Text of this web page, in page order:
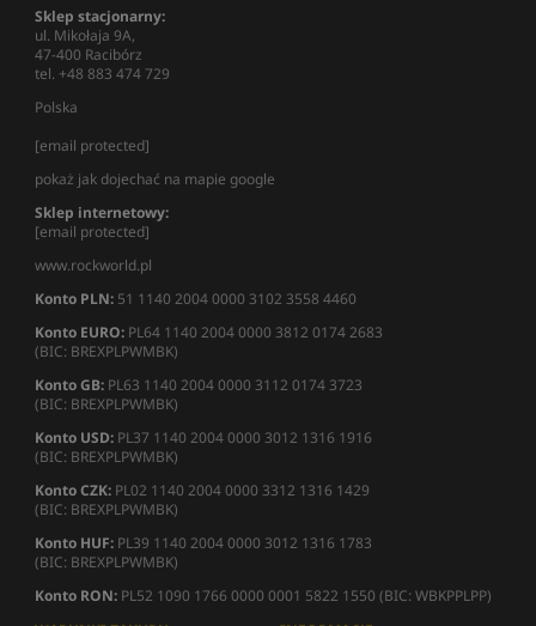
Sklep stacjonarny:
ul. Mikołaja 9A,
47-400 Racibórz
tel. +48 883 474 729
Polska
[email protected]
pokaż jak dojechać na mapie google
Sklep internetowy:
[email protected]
www.rockworld.pl
Konto PLN: 51 1140 2004 0000 3102 3558 4460
Konto EURO: PL64 1140 2004 0000 3812 0174 2683
(BIC: BREXPLPWMBK)
Konto GB: PL63 1140 2004 0000 3112 0174 3723
(BIC: BREXPLPWMBK)
Konto USD: PL37 1140 2004 0000 3012 1316 1916
(BIC: BREXPLPWMBK)
Konto CZK: PL02 1140 2004 0000 3312 1316 1429
(BIC: BREXPLPWMBK)
Konto HUF: PL39 1140 2004 0000 3012 1316 1783
(BIC: BREXPLPWMBK)
Konto RON: PL52 1090 1766 0000 0001 5822 1550 (BIC: WBKPPLPP)